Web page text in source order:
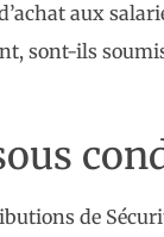
aux
sont-ils
de